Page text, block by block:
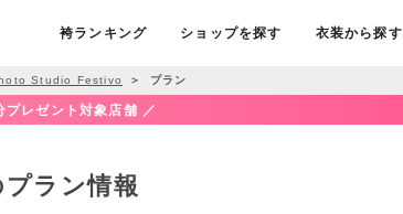
袴ランキング ショップを探す 衣装から探す
Studio Festivo ＞ プラン
レゼント対象店舗 ／
ラン情報